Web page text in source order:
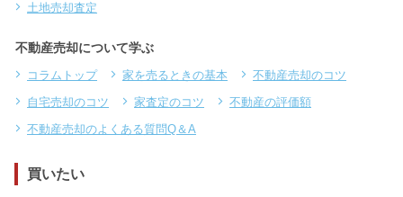
土地売却査定
不動産売却について学ぶ
コラムトップ 家を売るときの基本
不動産売却のコツ
自宅売却のコツ
家査定のコツ
不動産の評価額
不動産売却のよくある質問Q＆A
買いたい